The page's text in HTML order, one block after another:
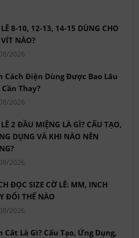
LÊ 8-10, 12-13, 14-15 DÙNG CHO
NÀO?
2026
Cách Điện Dùng Được Bao Lâu
Thay?
2026
2 ĐẦU MIỆNG LÀ GÌ? CẤU TẠO,
DỤNG VÀ KHI NÀO NÊN
2026
ĐỌC SIZE CỜ LÊ: MM, INCH
ĐỔI THẾ NÀO
2026
Cắt Là Gì? Cấu Tạo, Ứng Dụng,